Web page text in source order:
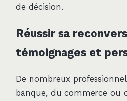
de décision.
Réussir sa
témoignages et
De nombreux
banque, du commerce ou